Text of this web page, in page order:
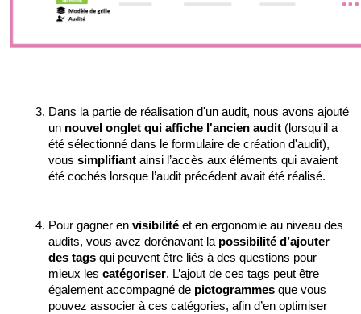
Dans la partie de réalisation d'un audit, nous avons ajouté
un nouvel onglet qui affiche l'ancien audit (lorsqu'il a
été sélectionné dans le formulaire de création d'audit),
vous simplifiant ainsi l’accès aux éléments qui avaient
été cochés lorsque l’audit précédent avait été réalisé.
Pour gagner en visibilité et en ergonomie au niveau des
audits, vous avez dorénavant la possibilité d’ajouter
des tags qui peuvent être liés à des questions pour
mieux les catégoriser. L’ajout de ces tags peut être
également accompagné de pictogrammes que vous
pouvez associer à ces catégories, afin d’en optimiser